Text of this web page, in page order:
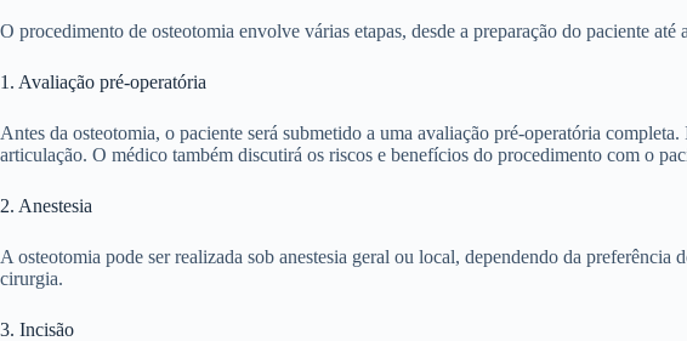
O procedimento de osteotomia envolve várias etapas, desde a preparação do paciente
1. Avaliação pré-operatória
Antes da osteotomia, o paciente será submetido a uma avaliação pré-operatória
articulação. O médico também discutirá os riscos e benefícios do procedimento com o
2. Anestesia
A osteotomia pode ser realizada sob anestesia geral ou local, dependendo da
cirurgia.
3. Incisão